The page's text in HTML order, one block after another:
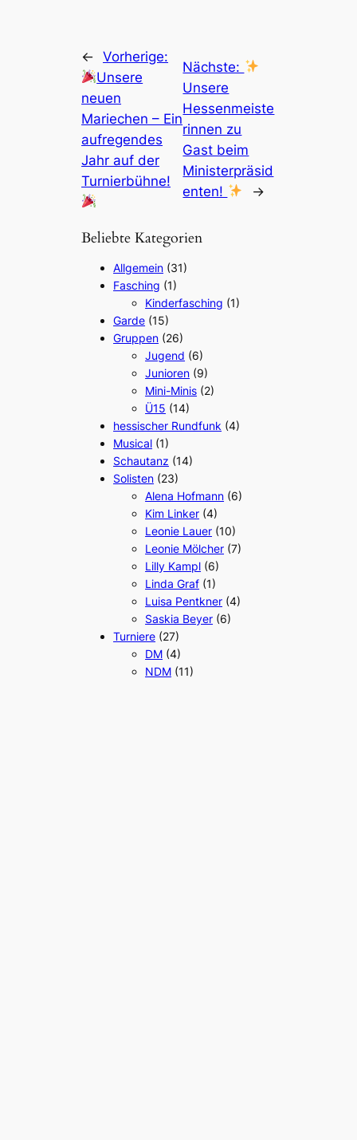
←
Vorherige:
Unsere
neuen
Mariechen – Ein
aufregendes
Jahr auf der
Turnierbühne!
Nächste:
Unsere
Hessenmeiste
rinnen zu
Gast beim
Ministerpräsid
enten!
→
Beliebte Kategorien
Allgemein (31)
Fasching (1)
Kinderfasching (1)
Garde (15)
Gruppen (26)
Jugend (6)
Junioren (9)
Mini-Minis (2)
Ü15 (14)
hessischer Rundfunk (4)
Musical (1)
Schautanz (14)
Solisten (23)
Alena Hofmann (6)
Kim Linker (4)
Leonie Lauer (10)
Leonie Mölcher (7)
Lilly Kampl (6)
Linda Graf (1)
Luisa Pentkner (4)
Saskia Beyer (6)
Turniere (27)
DM (4)
NDM (11)